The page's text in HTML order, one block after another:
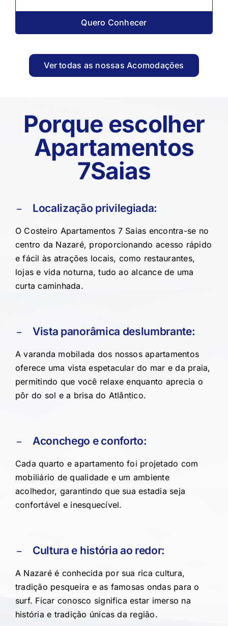
Quero Conhecer
Ver todas as nossas Acomodações
Porque escolher
Apartamentos
7Saias
Localização privilegiada:
O Costeiro Apartamentos 7 Saias encontra-se no
centro da Nazaré, proporcionando acesso rápido
e fácil às atrações locais, como restaurantes,
lojas e vida noturna, tudo ao alcance de uma
curta caminhada.
Vista panorâmica deslumbrante:
A varanda mobilada dos nossos apartamentos
oferece uma vista espetacular do mar e da praia,
permitindo que você relaxe enquanto aprecia o
pôr do sol e a brisa do Atlântico.
Aconchego e conforto:
Cada quarto e apartamento foi projetado com
mobiliário de qualidade e um ambiente
acolhedor, garantindo que sua estadia seja
confortável e inesquecível.
Cultura e história ao redor:
A Nazaré é conhecida por sua rica cultura,
tradição pesqueira e as famosas ondas para o
surf. Ficar conosco significa estar imerso na
história e tradição únicas da região.